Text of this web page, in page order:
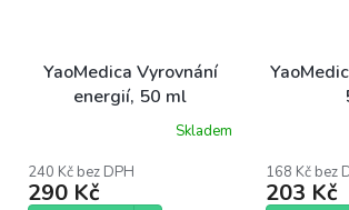
YaoMedica Vyrovnání
energií, 50 ml
Skladem
240 Kč bez DPH
290 Kč
168 Kč bez
203 Kč